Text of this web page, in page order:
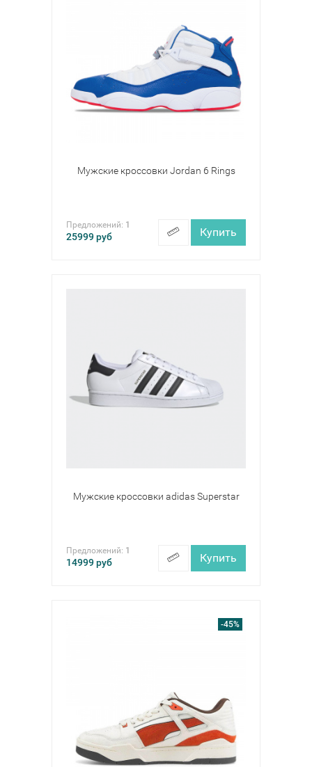
Мужские кроссовки Jordan 6 Rings
Предложений: 1
25999руб Купить
Мужские кроссовки adidas Superstar
Предложений: 1
14999руб Купить
-45%